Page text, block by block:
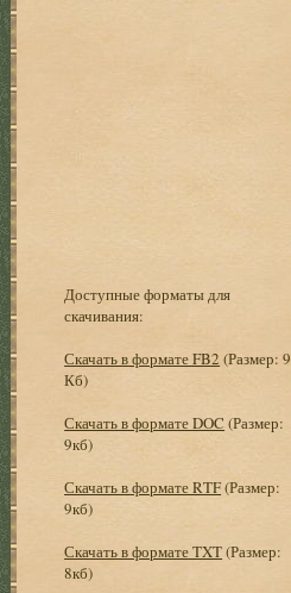
Доступные форматы для
скачивания:
Скачать в формате FB2 (Размер: 9
Кб)
Скачать в формате DOC (Размер:
9кб)
Скачать в формате RTF(Размер:
9кб)
Скачать в формате TXT(Размер:
8кб)